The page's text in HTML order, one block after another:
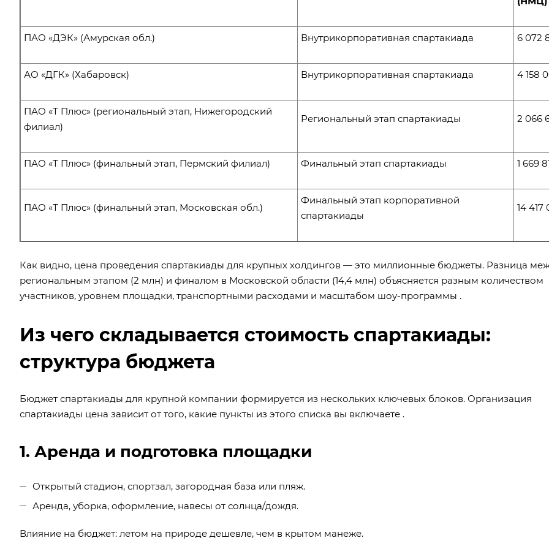
ПАО «ДЭК» (Амурская обл.) Внутрикорпоративная спартакиада 6 072
АО «ДГК» (Хабаровск) Внутрикорпоративная спартакиада 4 158
ПАО «Т Плюс» (региональный этап, Нижегородский
филиал)
Региональный этап спартакиады 2 066
ПАО «Т Плюс» (финальный этап, Пермский филиал) Финальный этап спартакиады 1 669
ПАО «Т Плюс» (финальный этап, Московская обл.)
Финальный этап корпоративной
спартакиады
14 417
Как видно, цена проведения спартакиады для крупных холдингов — это миллионные бюджеты. Разница
региональным этапом (2 млн) и финалом в Московской области (14,4 млн) объясняется разным количеством
участников, уровнем площадки, транспортными расходами и масштабом шоу-программы .
Из чего складывается стоимость спартакиады:
структура бюджета
Бюджет спартакиады для крупной компании формируется из нескольких ключевых блоков. Организация
спартакиады цена зависит от того, какие пункты из этого списка вы включаете .
1. Аренда и подготовка площадки
Открытый стадион, спортзал, загородная база или пляж.
Аренда, уборка, оформление, навесы от солнца/дождя.
Влияние на бюджет: летом на природе дешевле, чем в крытом манеже.